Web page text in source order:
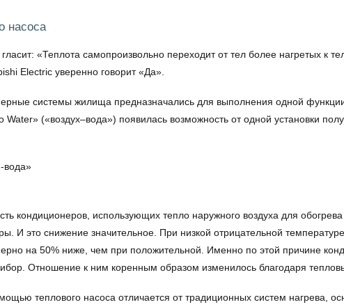
насоса
«Теплота самопроизвольно переходит от тел более нагретых к
Electric уверенно говорит «Да».
системы жилища предназначались для выполнения одной
(«воздух–вода») появилась возможность от одной установки
вода»
кондиционеров, использующих тепло наружного воздуха для
И это снижение значительное. При низкой отрицательной
на 50% ниже, чем при положительной. Именно по этой причине
Отношение к ним коренным образом изменилось благодаря
теплового насоса отличается от традиционных систем нагрева,